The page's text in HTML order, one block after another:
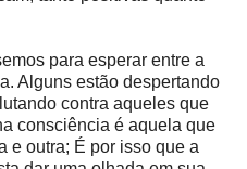
para esperar entre a
Alguns estão despertando
contra aqueles que
consciência é aquela que
e outra; É por isso que a